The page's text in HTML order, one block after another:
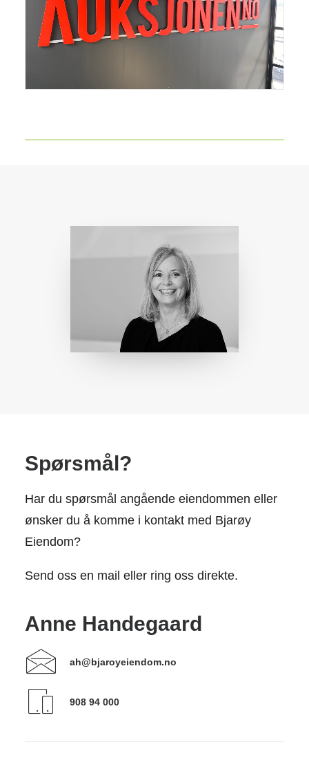
Spørsmål?
Har du spørsmål angående eiendommen eller
ønsker du å komme i kontakt med Bjarøy
Eiendom?
Send oss en mail eller ring oss direkte.
Anne Handegaard
ah@bjaroyeiendom.no
908 94 000